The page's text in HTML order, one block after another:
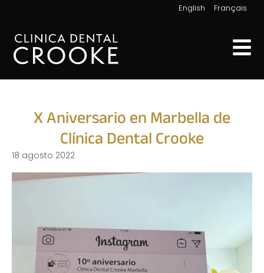
English Français
X Aniversario en Marbella de
Clínica Dental Crooke
18 agosto 2022